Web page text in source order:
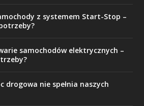
z systemem Start-Stop –
samochodów elektrycznych –
drogowa nie spełnia naszych